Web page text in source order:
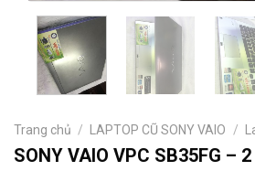
Trang chủ / LAPTOP CŨ SONY VAIO /
SONY VAIO VPC SB35FG –